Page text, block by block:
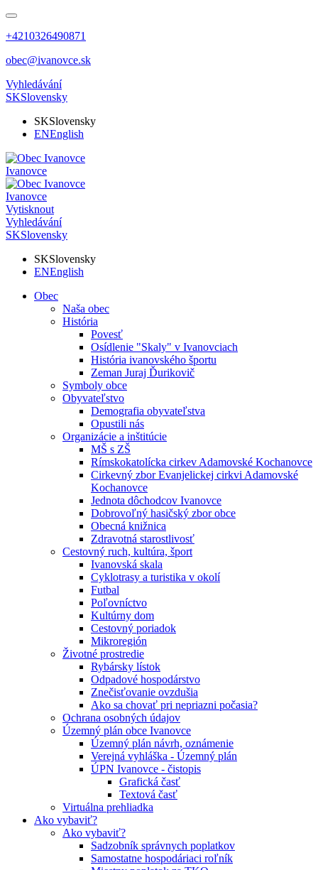
+4210326490871
obec@ivanovce.sk
Vyhledávání
SKSlovensky
SKSlovensky
ENEnglish
Ivanovce
Ivanovce
Vytisknout
Vyhledávání
SKSlovensky
SKSlovensky
ENEnglish
Obec
Naša obec
História
Povesť
Osídlenie "Skaly" v Ivanovciach
História ivanovského športu
Zeman Juraj Ďurikovič
Symboly obce
Obyvateľstvo
Demografia obyvateľstva
Opustili nás
Organizácie a inštitúcie
MŠ s ZŠ
Rímskokatolícka cirkev Adamovské Kochanovce
Cirkevný zbor Evanjelickej cirkvi Adamovské
Kochanovce
Jednota dôchodcov Ivanovce
Dobrovoľný hasičský zbor obce
Obecná knižnica
Zdravotná starostlivosť
Cestovný ruch, kultúra, šport
Ivanovská skala
Cyklotrasy a turistika v okolí
Futbal
Poľovníctvo
Kultúrny dom
Cestovný poriadok
Mikroregión
Životné prostredie
Rybársky lístok
Odpadové hospodárstvo
Znečisťovanie ovzdušia
Ako sa chovať pri nepriazni počasia?
Ochrana osobných údajov
Územný plán obce Ivanovce
Územný plán návrh, oznámenie
Verejná vyhláška - Územný plán
ÚPN Ivanovce - čistopis
Grafická časť
Textová časť
Virtuálna prehliadka
Ako vybaviť?
Ako vybaviť?
Sadzobník správnych poplatkov
Samostatne hospodáriaci roľník